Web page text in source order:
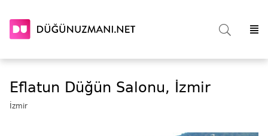
Eflatun Düğün Salonu, İzmir
İzmir